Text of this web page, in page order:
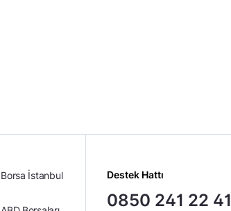
Borsa İstanbul Destek Hattı
0850 241 22 41